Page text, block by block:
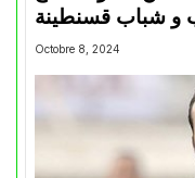
و شباب قسنطينة
Octobre 8, 2024